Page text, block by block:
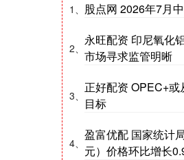
1、 股点网 2026年7月
2、
永旺配资 印尼氧化
市场寻求监管明晰
3、
正好配资 OPEC+
目标
4、
盈富优配 国家统计
元）价格环比增长